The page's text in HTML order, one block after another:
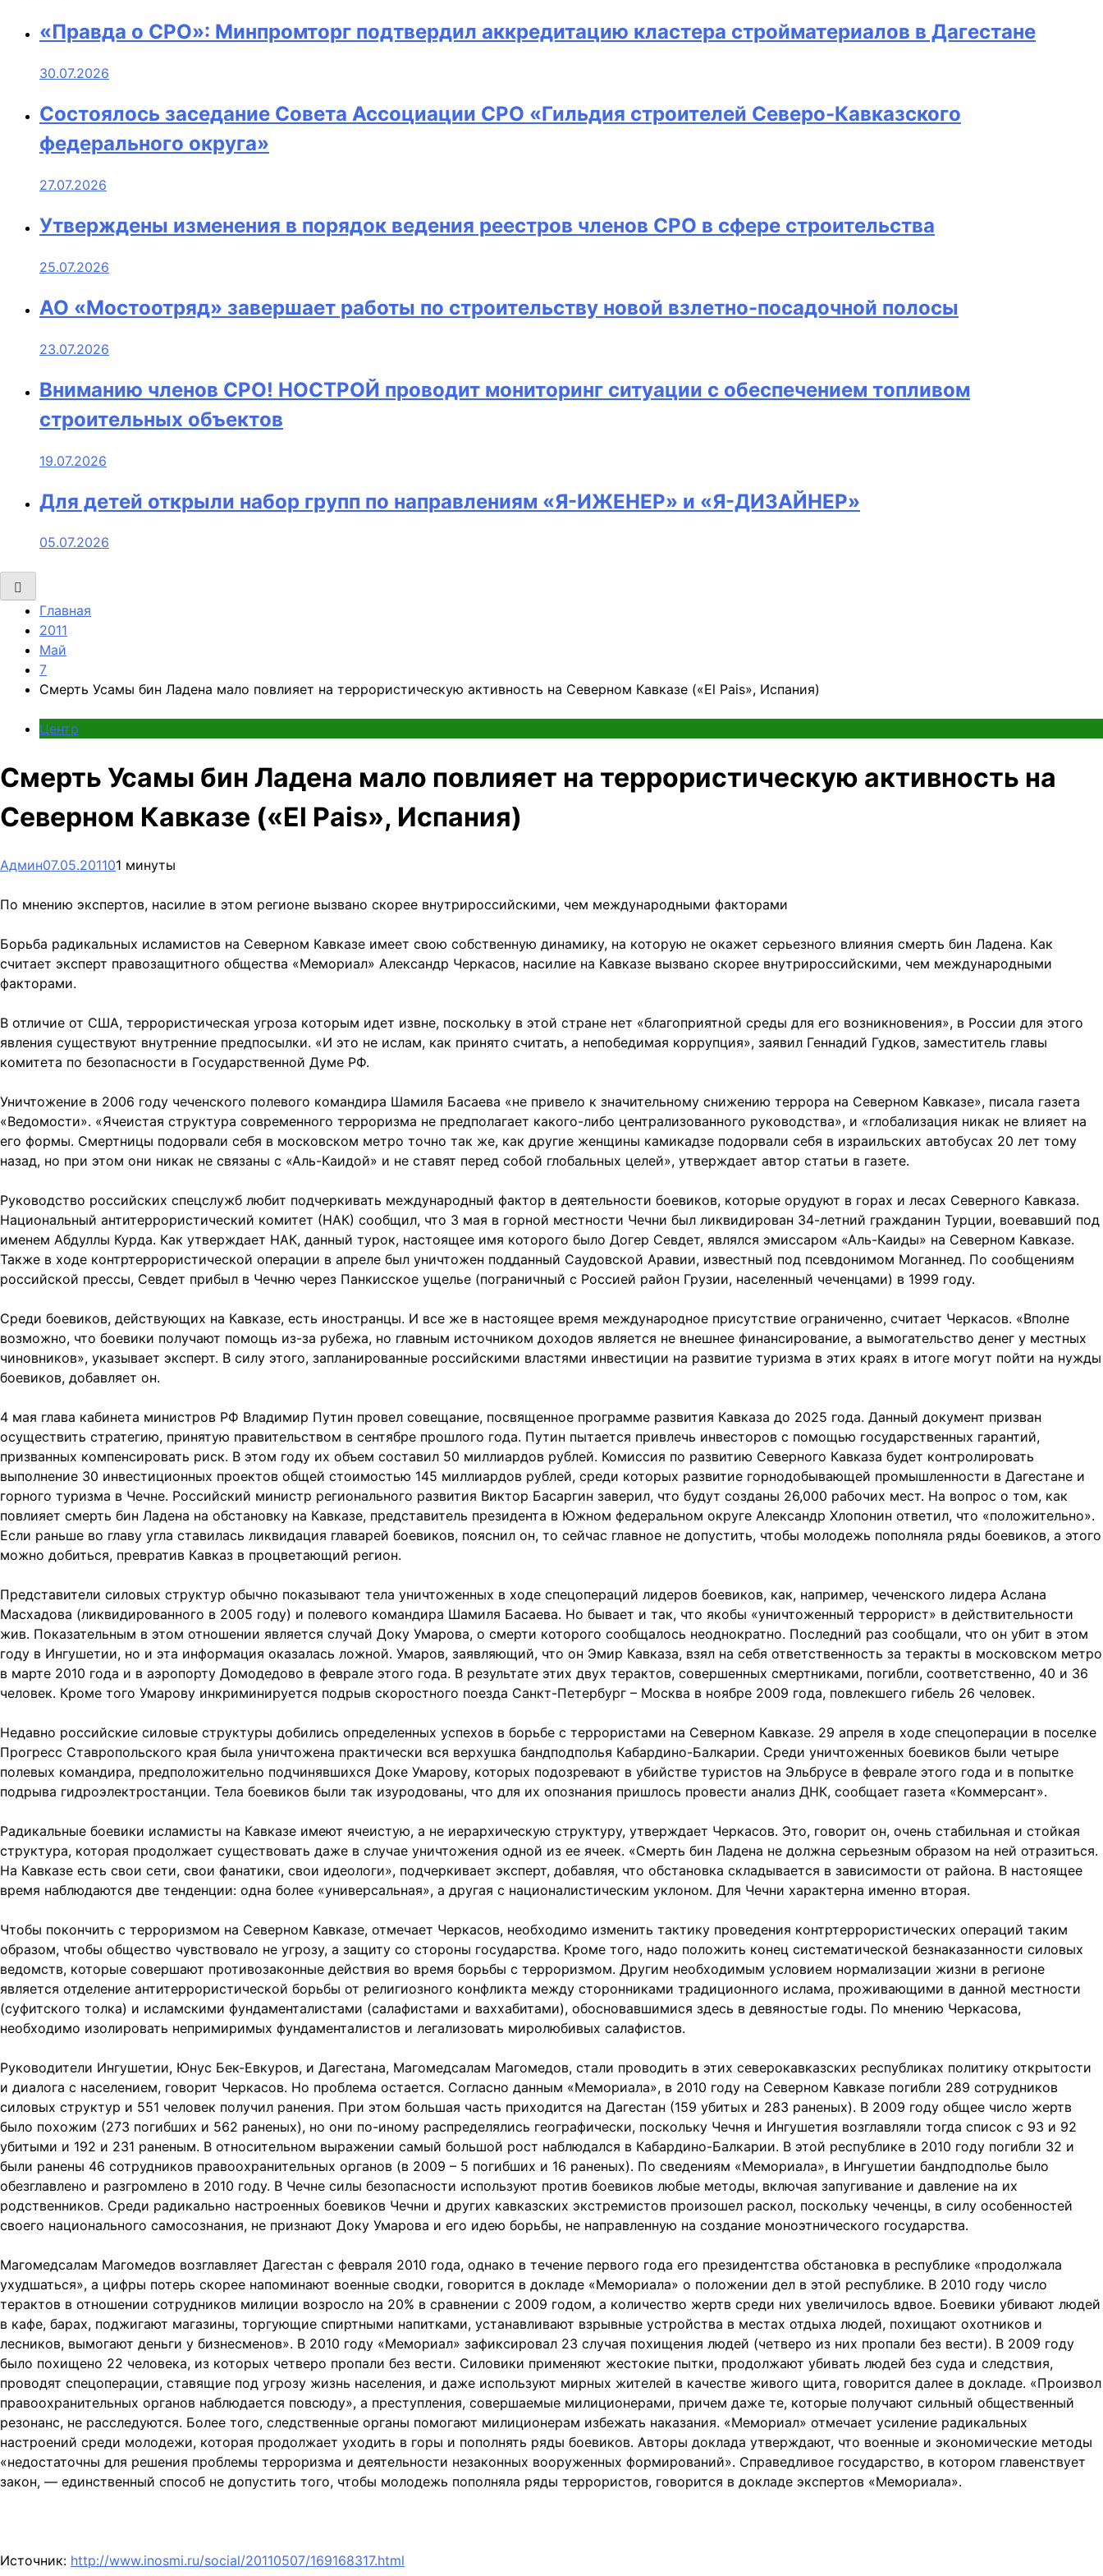
«Правда о СРО»: Минпромторг подтвердил аккредитацию кластера стройматериалов в Дагестане
30.07.2026
Состоялось заседание Совета Ассоциации СРО «Гильдия строителей Северо-Кавказского
федерального округа»
27.07.2026
Утверждены изменения в порядок ведения реестров членов СРО в сфере строительства
25.07.2026
АО «Мостоотряд» завершает работы по строительству новой взлетно-посадочной полосы
23.07.2026
Вниманию членов СРО! НОСТРОЙ проводит мониторинг ситуации с обеспечением топливом
строительных объектов
19.07.2026
Для детей открыли набор групп по направлениям «Я-ИЖЕНЕР» и «Я-ДИЗАЙНЕР»
05.07.2026
Главная
2011
Май
7
Смерть Усамы бин Ладена мало повлияет на террористическую активность на Северном Кавказе («El Pais», Испания)
Центр
Смерть Усамы бин Ладена мало повлияет на террористическую активность на
Северном Кавказе («El Pais», Испания)
Админ07.05.201101 минуты
По мнению экспертов, насилие в этом регионе вызвано скорее внутрироссийскими, чем международными факторами
Борьба радикальных исламистов на Северном Кавказе имеет свою собственную динамику, на которую не окажет серьезного влияния смерть бин Ладена. Как
считает эксперт правозащитного общества «Мемориал» Александр Черкасов, насилие на Кавказе вызвано скорее внутрироссийскими, чем международными
факторами.
В отличие от США, террористическая угроза которым идет извне, поскольку в этой стране нет «благоприятной среды для его возникновения», в России для этого
явления существуют внутренние предпосылки. «И это не ислам, как принято считать, а непобедимая коррупция», заявил Геннадий Гудков, заместитель главы
комитета по безопасности в Государственной Думе РФ.
Уничтожение в 2006 году чеченского полевого командира Шамиля Басаева «не привело к значительному снижению террора на Северном Кавказе», писала газета
«Ведомости». «Ячеистая структура современного терроризма не предполагает какого-либо централизованного руководства», и «глобализация никак не влияет на
его формы. Смертницы подорвали себя в московском метро точно так же, как другие женщины камикадзе подорвали себя в израильских автобусах 20 лет тому
назад, но при этом они никак не связаны с «Аль-Каидой» и не ставят перед собой глобальных целей», утверждает автор статьи в газете.
Руководство российских спецслужб любит подчеркивать международный фактор в деятельности боевиков, которые орудуют в горах и лесах Северного Кавказа.
Национальный антитеррористический комитет (НАК) сообщил, что 3 мая в горной местности Чечни был ликвидирован 34-летний гражданин Турции, воевавший под
именем Абдуллы Курда. Как утверждает НАК, данный турок, настоящее имя которого было Догер Севдет, являлся эмиссаром «Аль-Каиды» на Северном Кавказе.
Также в ходе контртеррористической операции в апреле был уничтожен подданный Саудовской Аравии, известный под псевдонимом Моганнед. По сообщениям
российской прессы, Севдет прибыл в Чечню через Панкисское ущелье (пограничный с Россией район Грузии, населенный чеченцами) в 1999 году.
Среди боевиков, действующих на Кавказе, есть иностранцы. И все же в настоящее время международное присутствие ограниченно, считает Черкасов. «Вполне
возможно, что боевики получают помощь из-за рубежа, но главным источником доходов является не внешнее финансирование, а вымогательство денег у местных
чиновников», указывает эксперт. В силу этого, запланированные российскими властями инвестиции на развитие туризма в этих краях в итоге могут пойти на нужды
боевиков, добавляет он.
4 мая глава кабинета министров РФ Владимир Путин провел совещание, посвященное программе развития Кавказа до 2025 года. Данный документ призван
осуществить стратегию, принятую правительством в сентябре прошлого года. Путин пытается привлечь инвесторов с помощью государственных гарантий,
призванных компенсировать риск. В этом году их объем составил 50 миллиардов рублей. Комиссия по развитию Северного Кавказа будет контролировать
выполнение 30 инвестиционных проектов общей стоимостью 145 миллиардов рублей, среди которых развитие горнодобывающей промышленности в Дагестане и
горного туризма в Чечне. Российский министр регионального развития Виктор Басаргин заверил, что будут созданы 26,000 рабочих мест. На вопрос о том, как
повлияет смерть бин Ладена на обстановку на Кавказе, представитель президента в Южном федеральном округе Александр Хлопонин ответил, что «положительно».
Если раньше во главу угла ставилась ликвидация главарей боевиков, пояснил он, то сейчас главное не допустить, чтобы молодежь пополняла ряды боевиков, а этого
можно добиться, превратив Кавказ в процветающий регион.
Представители силовых структур обычно показывают тела уничтоженных в ходе спецопераций лидеров боевиков, как, например, чеченского лидера Аслана
Масхадова (ликвидированного в 2005 году) и полевого командира Шамиля Басаева. Но бывает и так, что якобы «уничтоженный террорист» в действительности
жив. Показательным в этом отношении является случай Доку Умарова, о смерти которого сообщалось неоднократно. Последний раз сообщали, что он убит в этом
году в Ингушетии, но и эта информация оказалась ложной. Умаров, заявляющий, что он Эмир Кавказа, взял на себя ответственность за теракты в московском метро
в марте 2010 года и в аэропорту Домодедово в феврале этого года. В результате этих двух терактов, совершенных смертниками, погибли, соответственно, 40 и 36
человек. Кроме того Умарову инкриминируется подрыв скоростного поезда Санкт-Петербург – Москва в ноябре 2009 года, повлекшего гибель 26 человек.
Недавно российские силовые структуры добились определенных успехов в борьбе с террористами на Северном Кавказе. 29 апреля в ходе спецоперации в поселке
Прогресс Ставропольского края была уничтожена практически вся верхушка бандподполья Кабардино-Балкарии. Среди уничтоженных боевиков были четыре
полевых командира, предположительно подчинявшихся Доке Умарову, которых подозревают в убийстве туристов на Эльбрусе в феврале этого года и в попытке
подрыва гидроэлектростанции. Тела боевиков были так изуродованы, что для их опознания пришлось провести анализ ДНК, сообщает газета «Коммерсант».
Радикальные боевики исламисты на Кавказе имеют ячеистую, а не иерархическую структуру, утверждает Черкасов. Это, говорит он, очень стабильная и стойкая
структура, которая продолжает существовать даже в случае уничтожения одной из ее ячеек. «Смерть бин Ладена не должна серьезным образом на ней отразиться.
На Кавказе есть свои сети, свои фанатики, свои идеологи», подчеркивает эксперт, добавляя, что обстановка складывается в зависимости от района. В настоящее
время наблюдаются две тенденции: одна более «универсальная», а другая с националистическим уклоном. Для Чечни характерна именно вторая.
Чтобы покончить с терроризмом на Северном Кавказе, отмечает Черкасов, необходимо изменить тактику проведения контртеррористических операций таким
образом, чтобы общество чувствовало не угрозу, а защиту со стороны государства. Кроме того, надо положить конец систематической безнаказанности силовых
ведомств, которые совершают противозаконные действия во время борьбы с терроризмом. Другим необходимым условием нормализации жизни в регионе
является отделение антитеррористической борьбы от религиозного конфликта между сторонниками традиционного ислама, проживающими в данной местности
(суфитского толка) и исламскими фундаменталистами (салафистами и ваххабитами), обосновавшимися здесь в девяностые годы. По мнению Черкасова,
необходимо изолировать непримиримых фундаменталистов и легализовать миролюбивых салафистов.
Руководители Ингушетии, Юнус Бек-Евкуров, и Дагестана, Магомедсалам Магомедов, стали проводить в этих северокавказских республиках политику открытости
и диалога с населением, говорит Черкасов. Но проблема остается. Согласно данным «Мемориала», в 2010 году на Северном Кавказе погибли 289 сотрудников
силовых структур и 551 человек получил ранения. При этом большая часть приходится на Дагестан (159 убитых и 283 раненых). В 2009 году общее число жертв
было похожим (273 погибших и 562 раненых), но они по-иному распределялись географически, поскольку Чечня и Ингушетия возглавляли тогда список с 93 и 92
убитыми и 192 и 231 раненым. В относительном выражении самый большой рост наблюдался в Кабардино-Балкарии. В этой республике в 2010 году погибли 32 и
были ранены 46 сотрудников правоохранительных органов (в 2009 – 5 погибших и 16 раненых). По сведениям «Мемориала», в Ингушетии бандподполье было
обезглавлено и разгромлено в 2010 году. В Чечне силы безопасности используют против боевиков любые методы, включая запугивание и давление на их
родственников. Среди радикально настроенных боевиков Чечни и других кавказских экстремистов произошел раскол, поскольку чеченцы, в силу особенностей
своего национального самосознания, не признают Доку Умарова и его идею борьбы, не направленную на создание моноэтнического государства.
Магомедсалам Магомедов возглавляет Дагестан с февраля 2010 года, однако в течение первого года его президентства обстановка в республике «продолжала
ухудшаться», а цифры потерь скорее напоминают военные сводки, говорится в докладе «Мемориала» о положении дел в этой республике. В 2010 году число
терактов в отношении сотрудников милиции возросло на 20% в сравнении с 2009 годом, а количество жертв среди них увеличилось вдвое. Боевики убивают людей
в кафе, барах, поджигают магазины, торгующие спиртными напитками, устанавливают взрывные устройства в местах отдыха людей, похищают охотников и
лесников, вымогают деньги у бизнесменов». В 2010 году «Мемориал» зафиксировал 23 случая похищения людей (четверо из них пропали без вести). В 2009 году
было похищено 22 человека, из которых четверо пропали без вести. Силовики применяют жестокие пытки, продолжают убивать людей без суда и следствия,
проводят спецоперации, ставящие под угрозу жизнь населения, и даже используют мирных жителей в качестве живого щита, говорится далее в докладе. «Произвол
правоохранительных органов наблюдается повсюду», а преступления, совершаемые милиционерами, причем даже те, которые получают сильный общественный
резонанс, не расследуются. Более того, следственные органы помогают милиционерам избежать наказания. «Мемориал» отмечает усиление радикальных
настроений среди молодежи, которая продолжает уходить в горы и пополнять ряды боевиков. Авторы доклада утверждают, что военные и экономические методы
«недостаточны для решения проблемы терроризма и деятельности незаконных вооруженных формирований». Справедливое государство, в котором главенствует
закон, — единственный способ не допустить того, чтобы молодежь пополняла ряды террористов, говорится в докладе экспертов «Мемориала».
Источник: http://www.inosmi.ru/social/20110507/169168317.html